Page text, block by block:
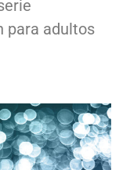
para adultos